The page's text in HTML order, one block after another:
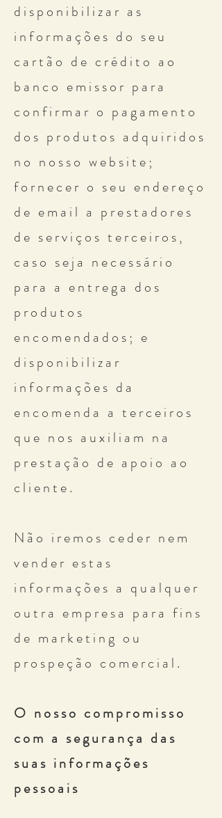
disponibilizar as
informações do seu
cartão de crédito ao
banco emissor para
confirmar o pagamento
dos produtos adquiridos
no nosso website;
fornecer o seu endereço
de email a prestadores
de serviços terceiros,
caso seja necessário
para a entrega dos
produtos
encomendados; e
disponibilizar
informações da
encomenda a terceiros
que nos auxiliam na
prestação de apoio ao
cliente.
Não iremos ceder nem
vender estas
informações a qualquer
outra empresa para fins
de marketing ou
prospeção comercial.
O nosso compromisso
com a segurança das
suas informações
pessoais